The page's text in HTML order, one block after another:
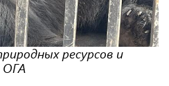
ресурсов и
ОГА